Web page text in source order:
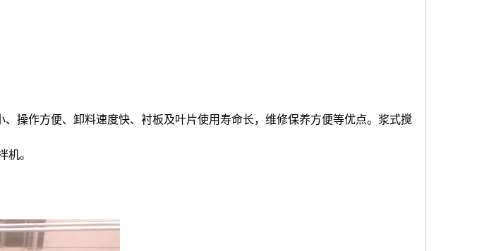
操作方便、卸料速度快、衬板及叶片使用寿命长，维修保养方便等优点。浆式搅
机。